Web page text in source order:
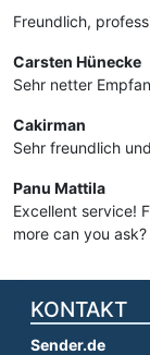
Freundlich,
Carsten Hünecke
Sehr netter
Cakirman
Sehr freundlich
Panu Mattila
Excellent service!
more can you
KONTAKT
Sender.de